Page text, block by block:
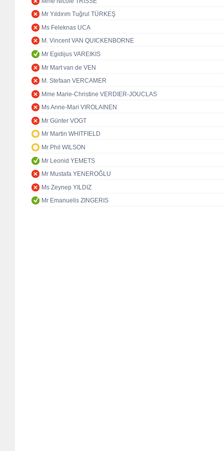
Mr Yıldırım Tuğrul TÜRKEŞ
Ms Feleknas UCA
M. Vincent VAN QUICKENBORNE
Mr Egidijus VAREIKIS
Mr Mart van de VEN
M. Stefaan VERCAMER
Mme Marie-Christine VERDIER-JOUCLAS
Ms Anne-Mari VIROLAINEN
Mr Günter VOGT
Mr Martin WHITFIELD
Mr Phil WILSON
Mr Leonid YEMETS
Mr Mustafa YENEROĞLU
Ms Zeynep YILDIZ
Mr Emanuelis ZINGERIS